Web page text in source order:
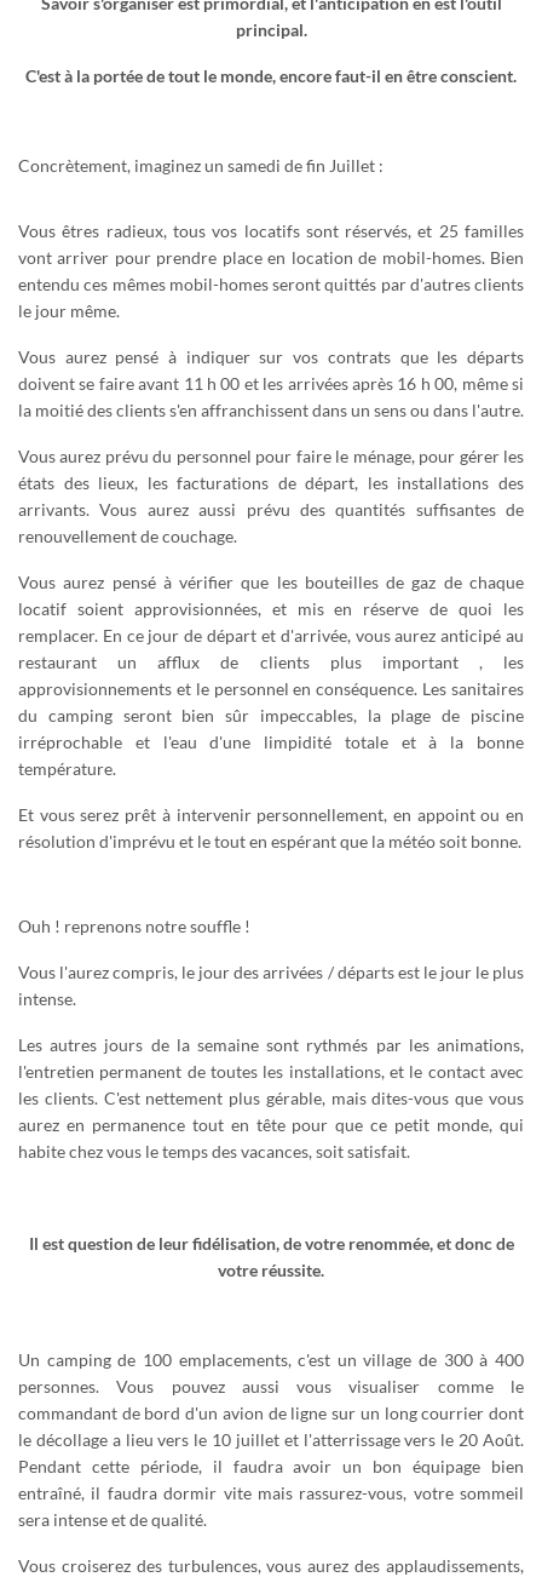
principal.
C'est à la portée de tout le monde, encore faut-il en être conscient.
Concrètement, imaginez un samedi de fin Juillet :
Vous êtres radieux, tous vos locatifs sont réservés, et 25 familles
vont arriver pour prendre place en location de mobil-homes. Bien
entendu ces mêmes mobil-homes seront quittés par d'autres clients
le jour même.
Vous aurez pensé à indiquer sur vos contrats que les départs
doivent se faire avant 11 h 00 et les arrivées après 16 h 00, même si
la moitié des clients s'en affranchissent dans un sens ou dans l'autre.
Vous aurez prévu du personnel pour faire le ménage, pour gérer les
états des lieux, les facturations de départ, les installations des
arrivants. Vous aurez aussi prévu des quantités suffisantes de
renouvellement de couchage.
Vous aurez pensé à vérifier que les bouteilles de gaz de chaque
locatif soient approvisionnées, et mis en réserve de quoi les
remplacer. En ce jour de départ et d'arrivée, vous aurez anticipé au
restaurant un afflux de clients plus important , les
approvisionnements et le personnel en conséquence. Les sanitaires
du camping seront bien sûr impeccables, la plage de piscine
irréprochable et l'eau d'une limpidité totale et à la bonne
température.
Et vous serez prêt à intervenir personnellement, en appoint ou en
résolution d'imprévu et le tout en espérant que la météo soit bonne.
Ouh ! reprenons notre souffle !
Vous l'aurez compris, le jour des arrivées / départs est le jour le plus
intense.
Les autres jours de la semaine sont rythmés par les animations,
l'entretien permanent de toutes les installations, et le contact avec
les clients. C'est nettement plus gérable, mais dites-vous que vous
aurez en permanence tout en tête pour que ce petit monde, qui
habite chez vous le temps des vacances, soit satisfait.
Il est question de leur fidélisation, de votre renommée, et donc de
votre réussite.
Un camping de 100 emplacements, c'est un village de 300 à 400
personnes. Vous pouvez aussi vous visualiser comme le
commandant de bord d'un avion de ligne sur un long courrier dont
le décollage a lieu vers le 10 juillet et l'atterrissage vers le 20 Août.
Pendant cette période, il faudra avoir un bon équipage bien
entraîné, il faudra dormir vite mais rassurez-vous, votre sommeil
sera intense et de qualité.
Vous croiserez des turbulences, vous aurez des applaudissements,